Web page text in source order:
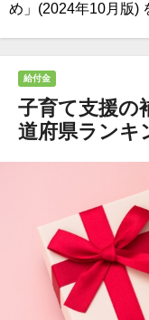
め」(2024年10月版)
給付金
子育て支援の
道府県ランキ